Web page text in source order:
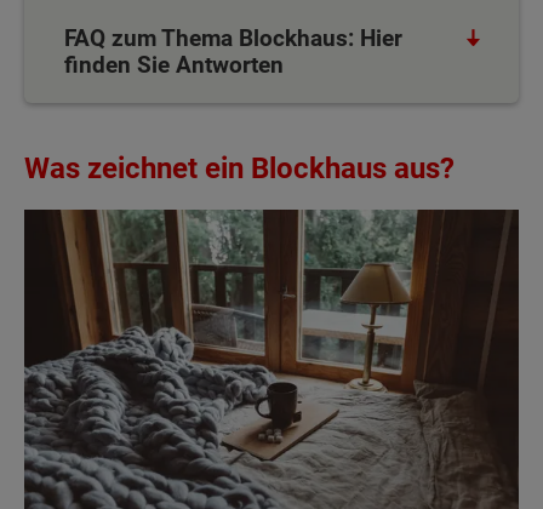
FAQ zum Thema Blockhaus: Hier
finden Sie Antworten
Was zeichnet ein Blockhaus aus?